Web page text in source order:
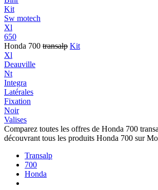
Kit
Sw motech
Xl
650
Honda 700 transalp Kit
Xl
Deauville
Nt
Integra
Latérales
Fixation
Noir
Valises
Comparez toutes les offres de Honda 700
découvrant tous les produits Honda 700 sur
Transalp
700
Honda